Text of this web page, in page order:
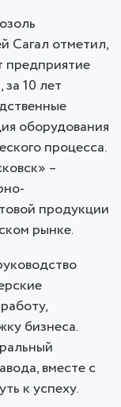
Сагал отметил,
предприятие
10 лет
оборудования
процесса.
–
продукции
рынке.
бизнеса.
вместе с
к успеху.